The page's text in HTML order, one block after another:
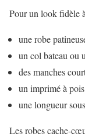
Pour un look fidèle
une robe
un col bateau ou
des manches
un imprimé à
une longueur
Les robes cache-